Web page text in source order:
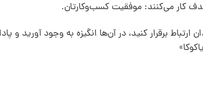
کار می‌کنند: موفقیت کسب‌و‌کارتان.
برقرار کنید، در آن‌ها انگیزه به وجود آورید و